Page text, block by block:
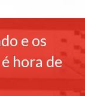
e os
hora de